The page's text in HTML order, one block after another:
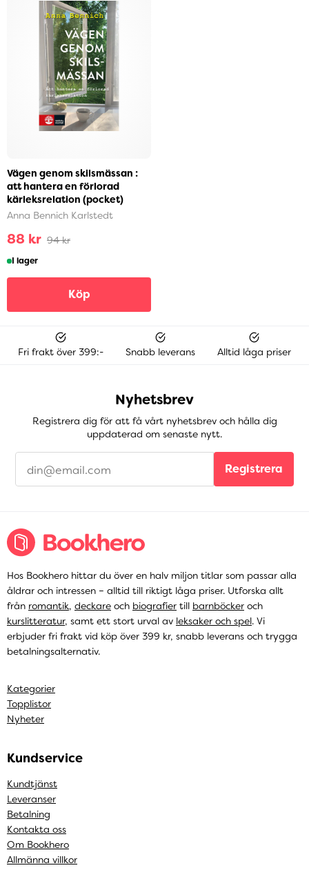
Vägen genom skilsmässan :
att hantera en förlorad
kärleksrelation (pocket)
Anna Bennich Karlstedt
88 kr 94 kr
I lager
Köp
Fri frakt över 399:- Snabb leverans Alltid låga priser
Nyhetsbrev
Registrera dig för att få vårt nyhetsbrev och hålla dig
uppdaterad om senaste nytt.
Registrera
Hos Bookhero hittar du över en halv miljon titlar som passar alla
åldrar och intressen – alltid till riktigt låga priser. Utforska allt
från romantik, deckare och biografier till barnböcker och
kurslitteratur, samt ett stort urval av leksaker och spel. Vi
erbjuder fri frakt vid köp över 399 kr, snabb leverans och trygga
betalningsalternativ.
Kategorier
Topplistor
Nyheter
Kundservice
Kundtjänst
Leveranser
Betalning
Kontakta oss
Om Bookhero
Allmänna villkor